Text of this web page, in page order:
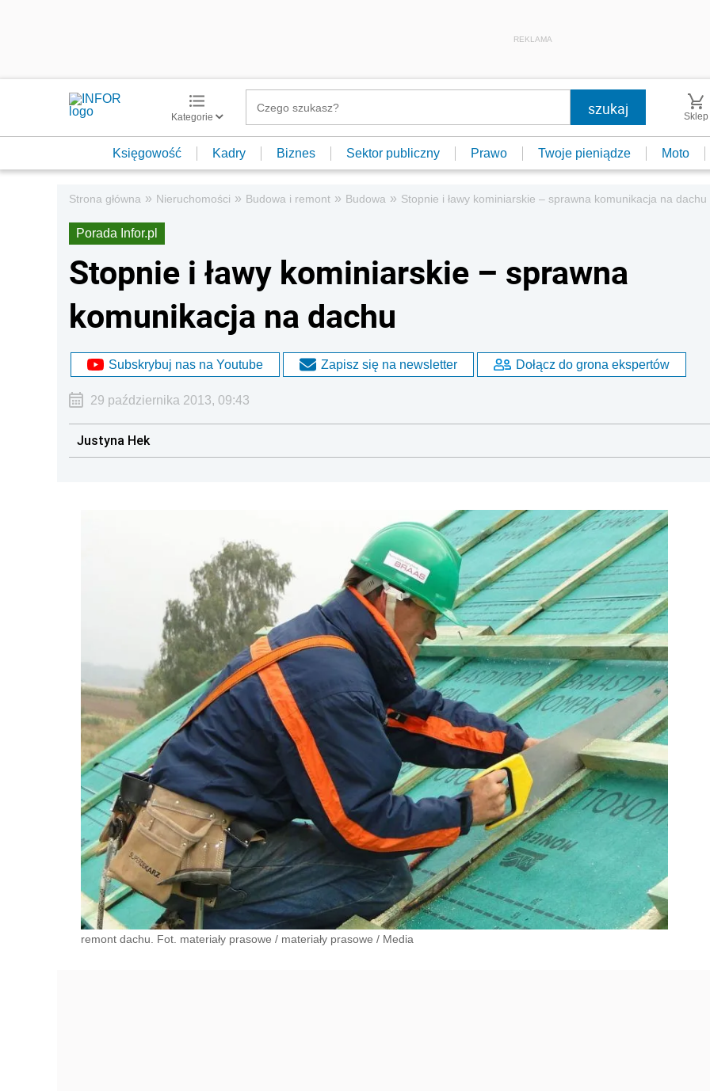
REKLAMA
Kategorie Sklep
Księgowość Kadry Biznes Sektor publiczny Prawo Twoje pieniądze Moto
Strona główna » Nieruchomości » Budowa i remont » Budowa » Stopnie i ławy kominiarskie – sprawna komunikacja na dachu
Porada Infor.pl
Stopnie i ławy kominiarskie – sprawna
komunikacja na dachu
Subskrybuj nas na Youtube Zapisz się na newsletter Dołącz do grona ekspertów
29 października 2013, 09:43
Justyna Hek
remont dachu. Fot. materiały prasowe / materiały prasowe / Media